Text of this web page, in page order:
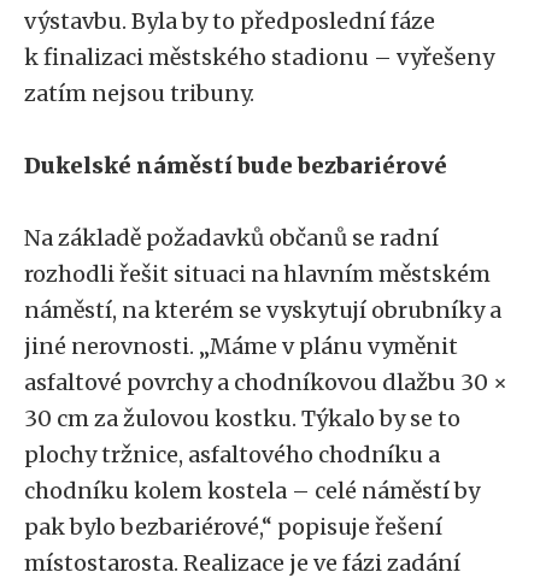
výstavbu. Byla by to předposlední fáze
k finalizaci městského stadionu – vyřešeny
zatím nejsou tribuny.
Dukelské náměstí bude bezbariérové
Na základě požadavků občanů se radní
rozhodli řešit situaci na hlavním městském
náměstí, na kterém se vyskytují obrubníky a
jiné nerovnosti. „Máme v plánu vyměnit
asfaltové povrchy a chodníkovou dlažbu 30 ×
30 cm za žulovou kostku. Týkalo by se to
plochy tržnice, asfaltového chodníku a
chodníku kolem kostela – celé náměstí by
pak bylo bezbariérové,“ popisuje řešení
místostarosta. Realizace je ve fázi zadání